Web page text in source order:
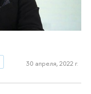
30 апреля, 2022 г.